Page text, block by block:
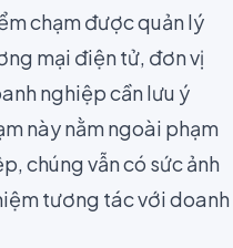
chạm được quản lý
mại điện tử, đơn vị
nghiệp cần lưu ý
này nằm ngoài phạm
chúng vẫn có sức ảnh
tương tác với doanh